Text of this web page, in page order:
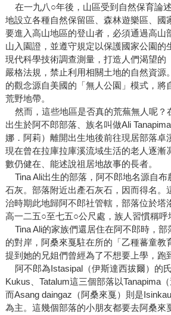
在一九八○年後，山區受到自然保育論
地設立各種自然保留區、森林遊樂區、國
要進入高山地區的登山者，必須通過高山
山入園證，並遵守規定以保護國家公園的
現代科學技術調查測量，打造人們渴望的
嚴格法規，禁止利用相關土地的自然資源
的觀念源自美國的「無人公園」模式，將
荒野地帶。
然而，這些地區是否真的荒蕪無人呢？
出生於阿不郎部落、族名叫做Ali
娜．阿莉）離開出生地後前往現居部落卓
現在曾在拉庫拉庫溪流域生活的老人逐漸
數仍健在、能述說祖居地故事的長者。
Tina Ali出生的部落，阿不郎地名源自布
石灰。部落附近出產石灰石，因而得名。
治時期此地歸阿不郎社管轄，部落位於塔
高一二五○至七五○公尺處，族人習慣稱呼
Tina Ali的家族們還居住在阿不郎時，部
的對岸，阿桑來戛駐在所的「乙種蕃童教
提到她的兄姐們曾經為了不想要上學，跑
阿不郎為Istasipal（伊斯達西拔爾）的氏
Kukus、Tatalum這三個部落以Tanapima
而Asang daingaz（阿桑來戛）則是
為主。這幾個部落的小朋友都要去阿桑來